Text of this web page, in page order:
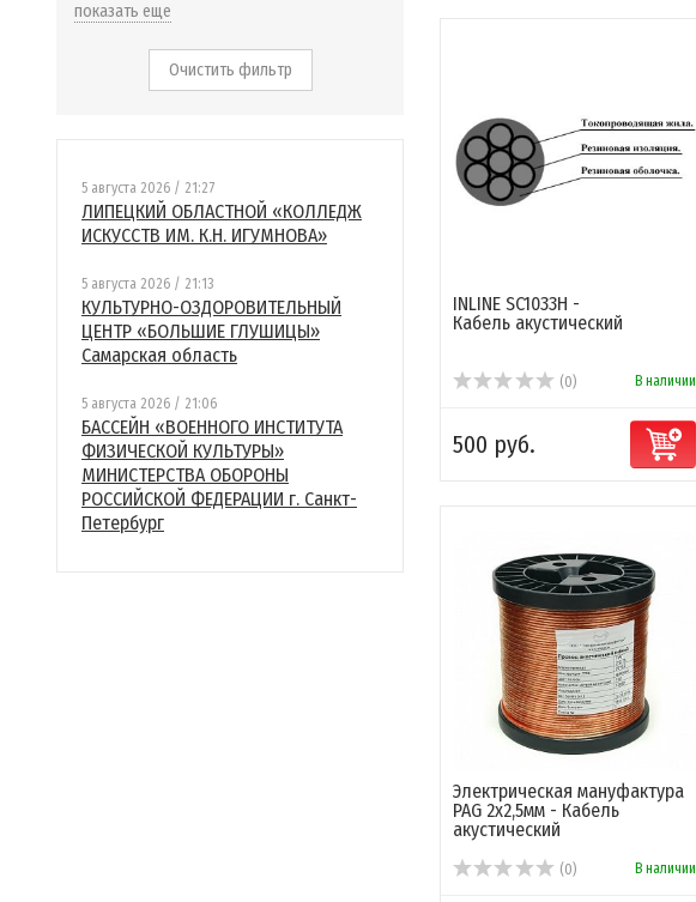
показать еще
Очистить фильтр
5 августа 2026 / 21:27
ЛИПЕЦКИЙ ОБЛАСТНОЙ «КОЛЛЕДЖ
ИСКУССТВ ИМ. К.Н. ИГУМНОВА»
5 августа 2026 / 21:13
КУЛЬТУРНО-ОЗДОРОВИТЕЛЬНЫЙ
ЦЕНТР «БОЛЬШИЕ ГЛУШИЦЫ»
Самарская область
5 августа 2026 / 21:06
БАССЕЙН «ВОЕННОГО ИНСТИТУТА
ФИЗИЧЕСКОЙ КУЛЬТУРЫ»
МИНИСТЕРСТВА ОБОРОНЫ
РОССИЙСКОЙ ФЕДЕРАЦИИ г. Санкт-
Петербург
INLINE SC1033H -
Кабель акустический
(0) В наличии
500 руб.
Электрическая мануфактура
PAG 2x2,5мм - Кабель
акустический
(0) В наличии